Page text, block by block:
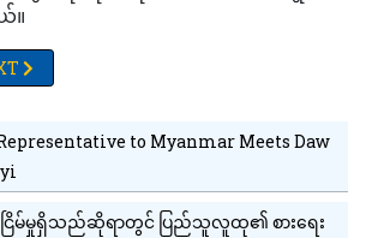
။
နိုင်ငံတော်ကာကွယ်ရေးနှင့်လုံခြုံရေးတာဝန်
ARTICLE: မူဆယ်-လားရှိး ကားခ ကျပ်၂သိန်း
to Myanmar Meets Daw
ြိမ်မှုရှိသည်ဆိုရာတွင် ပြည်သူလူထု၏ စားရေး